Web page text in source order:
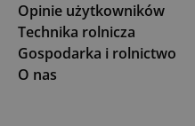
Opinie użytkowników
Technika rolnicza
Gospodarka i rolnictwo
O nas